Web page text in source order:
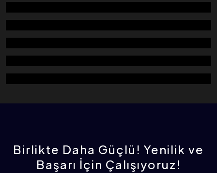
YIKAMA VE KURUTMA
CEBRİ TAV UNİFORM
CEBRİ TAV
DEBİMETRE
UNİFORM NEMLENDİRME (TURBOLİZER)
ÜNİTESİ
Birlikte Daha Güçlü! Yenilik ve
Başarı İçin Çalışıyoruz!